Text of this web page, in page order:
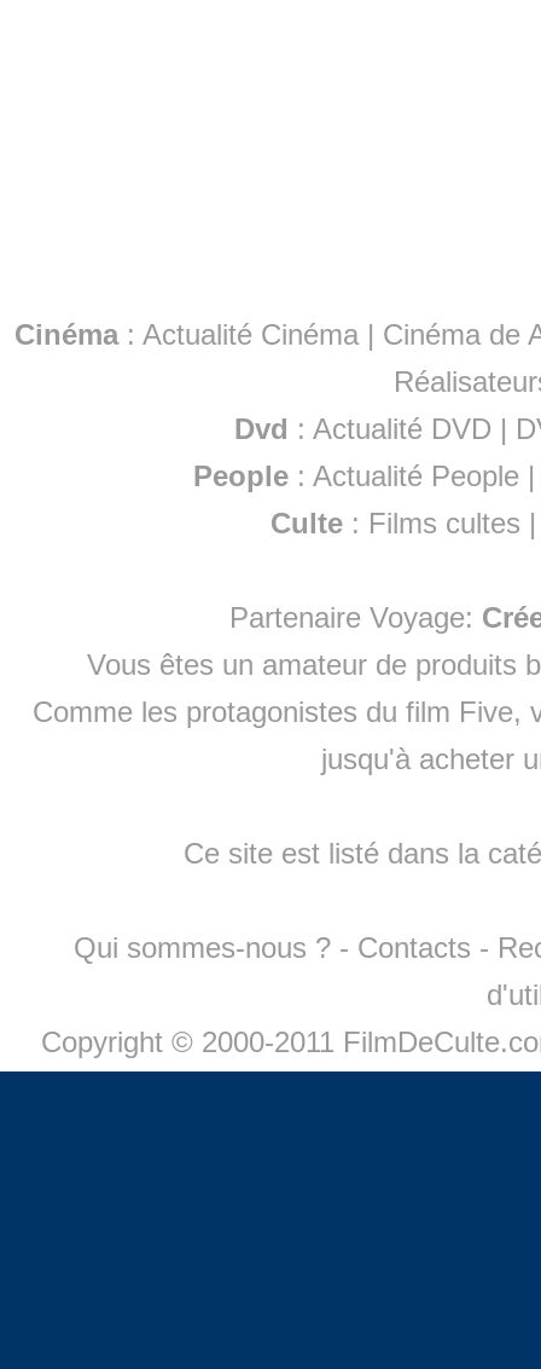
Cinéma: Actualité Cinéma | Cinéma de
Dvd : Actualité DVD |
People :Actualité People
Culte : Films cultes
Partenaire Voyage:
Vous êtes un amateur de produits
Comme les protagonistes du film Five,
jusqu'à acheter
Ce site est listé dans la
Qui sommes-nous ? - Contacts -
Copyright © 2000-2011